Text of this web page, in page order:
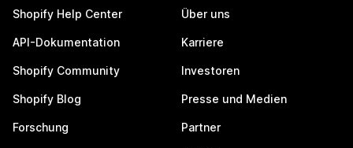
Shopify Help Center
API-Dokumentation
Shopify Community
Shopify Blog
Forschung
Über uns
Karriere
Investoren
Presse und Medien
Partner